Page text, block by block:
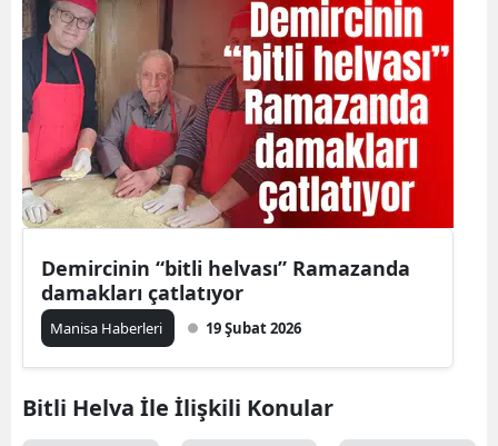
Demircinin “bitli helvası” Ramazanda
damakları çatlatıyor
Manisa Haberleri 19 Şubat 2026
Bitli Helva İle İlişkili Konular